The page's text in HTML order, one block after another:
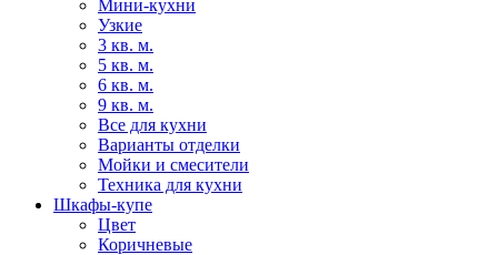
Мини-кухни
Узкие
3 кв. м.
5 кв. м.
6 кв. м.
9 кв. м.
Все для кухни
Варианты отделки
Мойки и смесители
Техника для кухни
Шкафы-купе
Цвет
Коричневые